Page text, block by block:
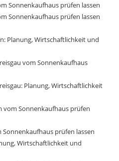
Sonnenkaufhaus prüfen lassen
Sonnenkaufhaus prüfen lassen
Planung, Wirtschaftlichkeit und
vom Sonnenkaufhaus
Planung, Wirtschaftlichkeit
vom Sonnenkaufhaus prüfen
prüfen lassen
Wirtschaftlichkeit und